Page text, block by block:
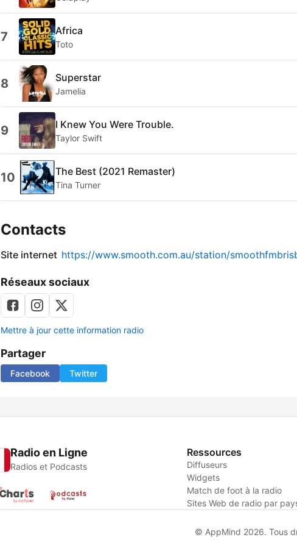
7 Africa
Toto
8 Superstar
Jamelia
9 I Knew You Were Trouble.
Taylor Swift
10 The Best (2021 Remaster)
Tina Turner
Contacts
Site internet https://www.smooth.com.au/station/
Réseaux sociaux
Mettre à jour cette information radio
Partager
Facebook Twitter
Radio en Ligne
Radios et Podcasts
Ressources
Diffuseurs
Widgets
Match de foot à la radio
Sites Web de radio par
© AppMind 2026. Tous